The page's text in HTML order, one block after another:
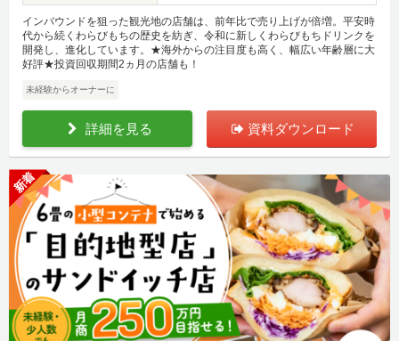
インバウンドを狙った観光地の店舗は、前年比で売り上げが倍増。平安時
代から続くわらびもちの歴史を紡ぎ、令和に新しくわらびもちドリンクを
開発し、進化しています。★海外からの注目度も高く、幅広い年齢層に大
好評★投資回収期間2ヵ月の店舗も！
未経験からオーナーに
詳細を見る 資料ダウンロード
新着